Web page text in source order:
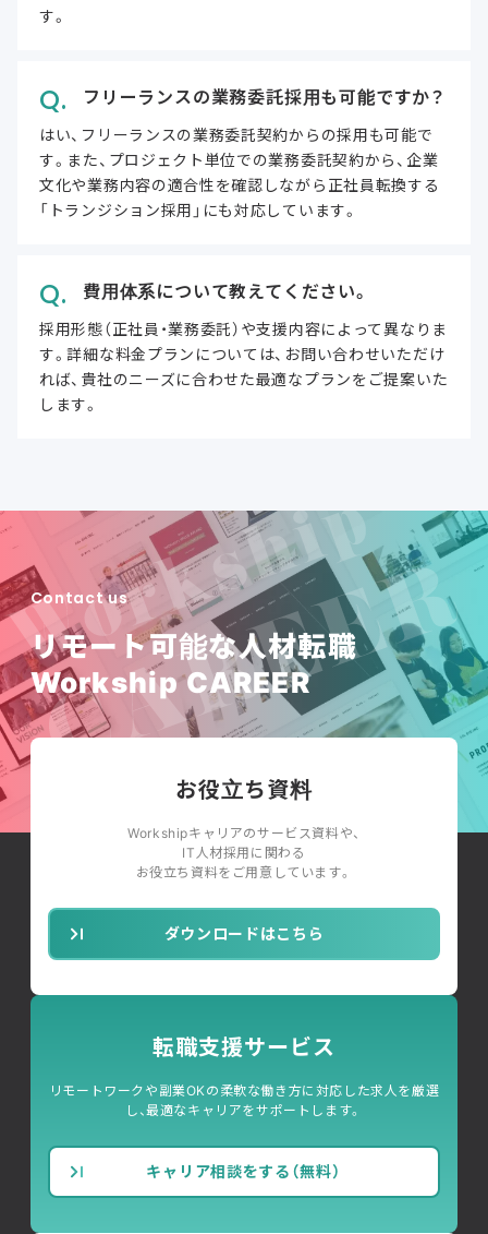
す。
フリーランスの業務委託採用も可能ですか？
はい、フリーランスの業務委託契約からの採用も可能で
す。また、プロジェクト単位での業務委託契約から、企業
文化や業務内容の適合性を確認しながら正社員転換する
「トランジション採用」にも対応しています。
費用体系について教えてください。
採用形態（正社員・業務委託）や支援内容によって異なりま
す。詳細な料金プランについては、お問い合わせいただけ
れば、貴社のニーズに合わせた最適なプランをご提案いた
します。
Contact us
リモート可能な人材転職
Workship CAREER
お役立ち資料
Workshipキャリアのサービス資料や、
IT人材採用に関わる
お役立ち資料をご用意しています。
ダウンロードはこちら
転職支援サービス
リモートワークや副業OKの柔軟な働き方に対応した求人を厳選
し、最適なキャリアをサポートします。
キャリア相談をする（無料）